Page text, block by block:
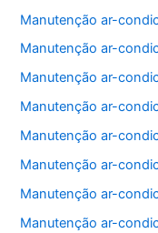
Manutenção ar-
Manutenção ar-
Manutenção ar-
Manutenção ar-
Manutenção ar-
Manutenção ar-
Manutenção ar-
Manutenção ar-